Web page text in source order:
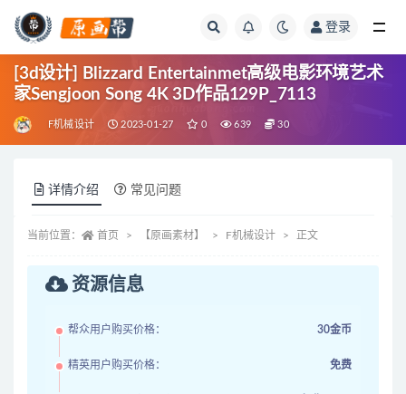
登录
[3d设计] Blizzard Entertainmet高级电影环境艺术
家Sengjoon Song 4K 3D作品129P_7113
F机械设计 2023-01-27 0 639 30
详情介绍 常见问题
当前位置： 首页 【原画素材】 F机械设计 正文
资源信息
帮众用户购买价格： 30金币
精英用户购买价格： 免费